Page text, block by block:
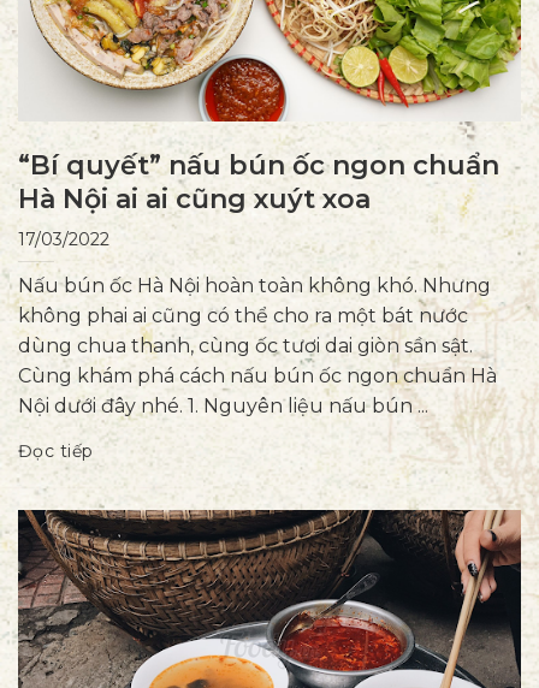
“Bí quyết” nấu bún ốc ngon chuẩn
Hà Nội ai ai cũng xuýt xoa
17/03/2022
Nấu bún ốc Hà Nội hoàn toàn không khó. Nhưng
không phai ai cũng có thể cho ra một bát nước
dùng chua thanh, cùng ốc tươi dai giòn sần sật.
Cùng khám phá cách nấu bún ốc ngon chuẩn Hà
Nội dưới đây nhé. 1. Nguyên liệu nấu bún ...
Đọc tiếp